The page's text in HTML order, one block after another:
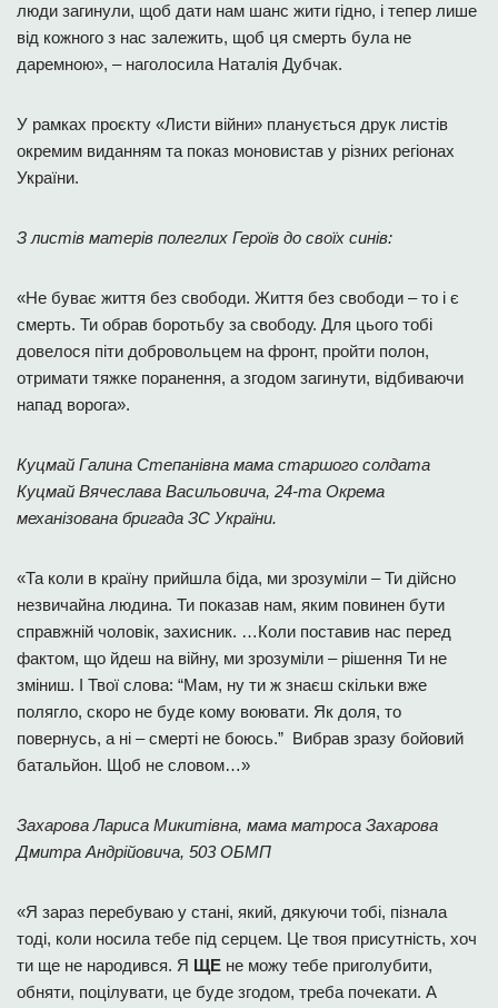
люди загинули, щоб дати нам шанс жити гідно, і тепер лише
від кожного з нас залежить, щоб ця смерть була не
даремною», – наголосила Наталія Дубчак.
У рамках проєкту «Листи війни» планується друк листів
окремим виданням та показ моновистав у різних регіонах
України.
З листів матерів полеглих Героїв до своїх синів:
«Не буває життя без свободи. Життя без свободи – то і є
смерть. Ти обрав боротьбу за свободу. Для цього тобі
довелося піти добровольцем на фронт, пройти полон,
отримати тяжке поранення, а згодом загинути, відбиваючи
напад ворога».
Куцмай Галина Степанівна мама старшого солдата
Куцмай Вячеслава Васильовича, 24-та Окрема
механізована бригада ЗС України.
«Та коли в країну прийшла біда, ми зрозуміли – Ти дійсно
незвичайна людина. Ти показав нам, яким повинен бути
справжній чоловік, захисник. …Коли поставив нас перед
фактом, що йдеш на війну, ми зрозуміли – рішення Ти не
зміниш. І Твої слова: “Мам, ну ти ж знаєш скільки вже
полягло, скоро не буде кому воювати. Як доля, то
повернусь, а ні – смерті не боюсь.” Вибрав зразу бойовий
батальйон. Щоб не словом…»
Захарова Лариса Микитівна, мама матроса Захарова
Дмитра Андрійовича, 503 ОБМП
«Я зараз перебуваю у стані, який, дякуючи тобі, пізнала
тоді, коли носила тебе під серцем. Це твоя присутність, хоч
ти ще не народився. Я ЩЕ не можу тебе приголубити,
обняти, поцілувати, це буде згодом, треба почекати. А